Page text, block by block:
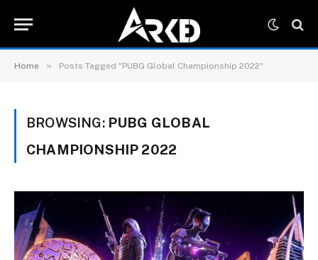
Home » Posts Tagged "PUBG Global Championship 2022"
BROWSING: PUBG GLOBAL
CHAMPIONSHIP 2022